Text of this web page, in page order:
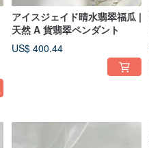
アイスジェイド晴水翡翠福瓜 |
天然 A 貨翡翠ペンダント
US$ 400.44